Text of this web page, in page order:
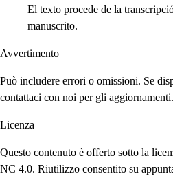
El texto procede de la
manuscrito.
Avvertimento
Può includere errori o omissioni. Se
contattaci con noi per gli aggiornamenti.
Licenza
Questo contenuto è offerto sotto la
NC 4.0. Riutilizzo consentito su